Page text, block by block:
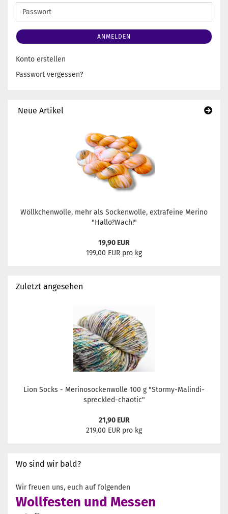
Adresse
Passwort
ANMELDEN
Konto erstellen
Passwort vergessen?
Neue Artikel
Wöllkchenwolle, mehr als Sockenwolle, extrafeine Merino
"Hallo?Wach!"
19,90 EUR
199,00 EUR pro kg
Zuletzt angesehen
Lion Socks - Merinosockenwolle 100 g "Stormy-Malindi-
spreckled-chaotic"
21,90 EUR
219,00 EUR pro kg
Wo sind wir bald?
Wir freuen uns, euch auf folgenden
Wollfesten und Messen